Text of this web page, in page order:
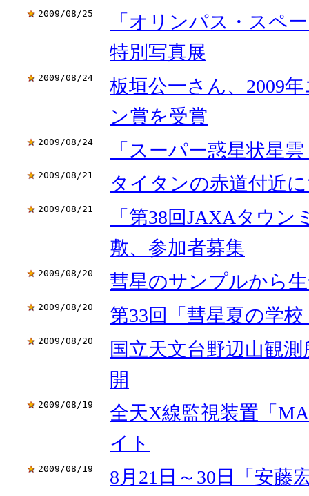
2009/08/25
「オリンパス・スペ
特別写真展
2009/08/24
板垣公一さん、2009
ン賞を受賞
2009/08/24 「スーパー惑星状星
2009/08/21 タイタンの赤道付近
2009/08/21
「第38回JAXAタウ
敷、参加者募集
2009/08/20 彗星のサンプルから
2009/08/20 第33回「彗星夏の学
2009/08/20
国立天文台野辺山観
開
2009/08/19
全天X線監視装置「
イト
2009/08/19 8月21日～30日「安藤